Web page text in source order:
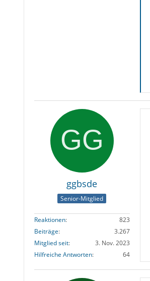
ggbsde
Senior-Mitglied
Reaktionen
823
Beiträge
3.267
Mitglied seit
3. Nov. 2023
Hilfreiche Antworten
64